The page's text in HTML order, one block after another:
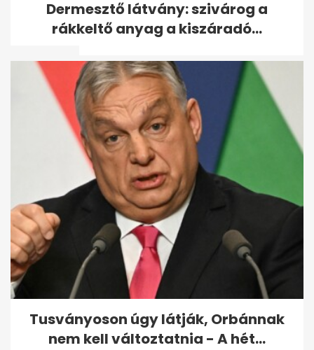
Orbánnak nem kell
változtatnia - A hét...
Kiderült, mikor állhat fel a
Vagyonvisszaszerzési Hivatal
- A hét...
Dermesztő látvány: szivárog a
rákkeltő anyag a kiszáradó...
Tusványoson úgy látják, Orbánnak
nem kell változtatnia - A hét...